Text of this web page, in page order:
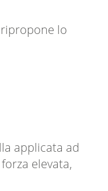
lo
applicata ad
elevata,